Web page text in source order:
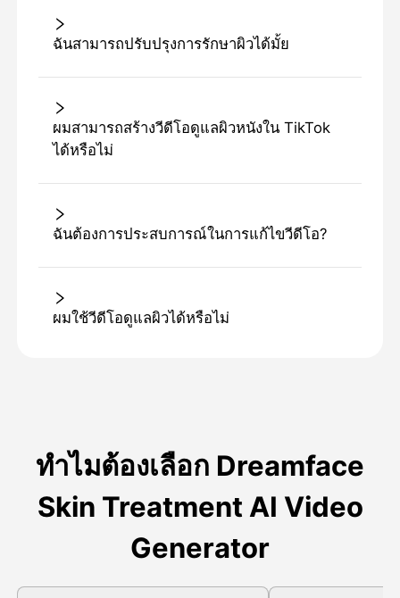
ฉันสามารถปรับปรุงการรักษาผิวได้มั้ย
ผมสามารถสร้างวีดีโอดูแลผิวหนังใน TikTok
ได้หรือไม่
ฉันต้องการประสบการณ์ในการแก้ไขวีดีโอ?
ผมใช้วีดีโอดูแลผิวได้หรือไม่
ทําไมต้องเลือก Dreamface
Skin Treatment AI Video
Generator